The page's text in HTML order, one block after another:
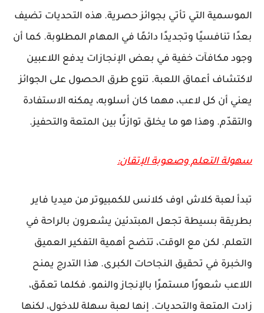
الموسمية التي تأتي بجوائز حصرية. هذه التحديات تضيف
بعدًا تنافسيًا وتجديدًا دائمًا في المهام المطلوبة. كما أن
وجود مكافآت خفية في بعض الإنجازات يدفع اللاعبين
لاكتشاف أعماق اللعبة. تنوع طرق الحصول على الجوائز
يعني أن كل لاعب، مهما كان أسلوبه، يمكنه الاستفادة
والتقدّم. وهذا هو ما يخلق توازنًا بين المتعة والتحفيز.
سهولة التعلم وصعوبة الإتقان:
تبدأ لعبة كلاش اوف كلانس للكمبيوتر من ميديا فاير
بطريقة بسيطة تجعل المبتدئين يشعرون بالراحة في
التعلم. لكن مع الوقت، تتضح أهمية التفكير العميق
والخبرة في تحقيق النجاحات الكبرى. هذا التدرج يمنح
اللاعب شعورًا مستمرًا بالإنجاز والنمو. فكلما تعمّق،
زادت المتعة والتحديات. إنها لعبة سهلة للدخول، لكنها